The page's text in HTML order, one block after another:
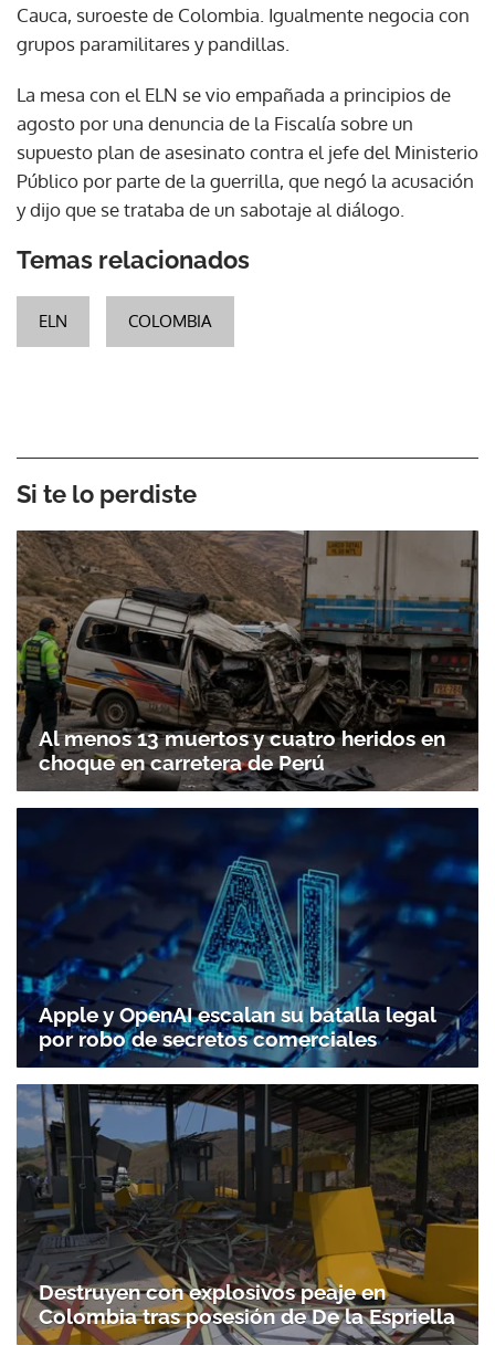
Cauca, suroeste de Colombia. Igualmente negocia con
grupos paramilitares y pandillas.
La mesa con el ELN se vio empañada a principios de
agosto por una denuncia de la Fiscalía sobre un
supuesto plan de asesinato contra el jefe del Ministerio
Público por parte de la guerrilla, que negó la acusación
y dijo que se trataba de un sabotaje al diálogo.
Temas relacionados
ELN COLOMBIA
Si te lo perdiste
Al menos 13 muertos y cuatro heridos en
choque en carretera de Perú
Apple y OpenAI escalan su batalla legal
por robo de secretos comerciales
Destruyen con explosivos peaje en
Colombia tras posesión de De la Espriella